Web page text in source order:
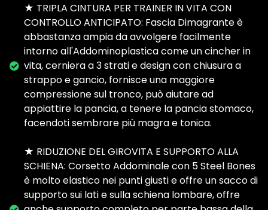
★ TRIPLA CINTURA PER TRAINER IN VITA CON
CONTROLLO ANTICIPATO: Fascia Dimagrante è
abbastanza ampia da avvolgere facilmente
intorno all'Addominoplastica come un cincher in
vita, cerniera a 3 strati e design con chiusura a
strappo e gancio, fornisce una maggiore
compressione sul tronco, può aiutare ad
appiattire la pancia, a tenere la pancia stomaco,
facendoti sembrare più magra e tonica.
★ RIDUZIONE DEL GIROVITA E SUPPORTO ALLA
SCHIENA: Corsetto Addominale con 5 Steel Bones
è molto elastico nei punti giusti e offre un sacco di
supporto sui lati e sulla schiena lombare, offre